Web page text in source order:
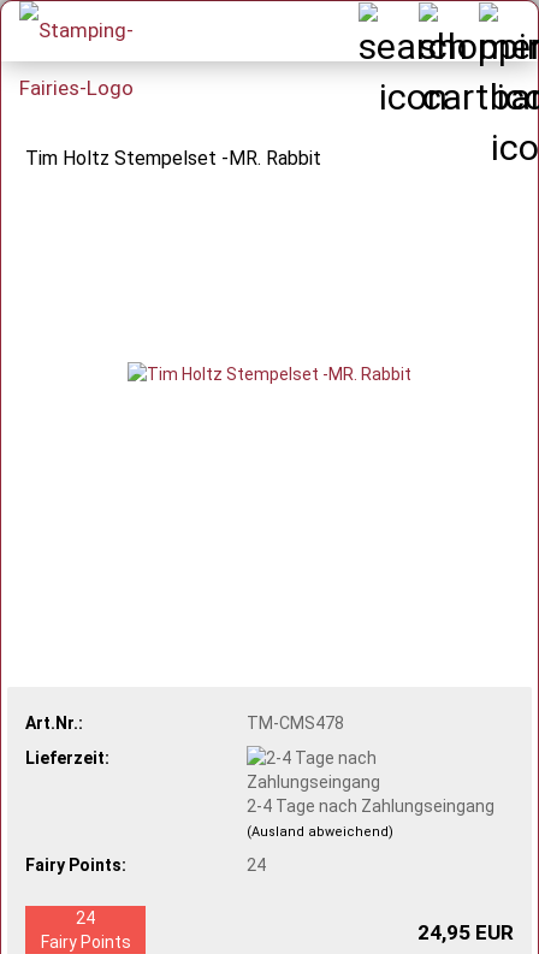
Tim Holtz Stempelset -MR. Rabbit
Art.Nr.:
TM-CMS478
Lieferzeit:
2-4 Tage nach Zahlungseingang
(Ausland abweichend)
Fairy Points: 24
24,95 EUR
24
Fairy Points